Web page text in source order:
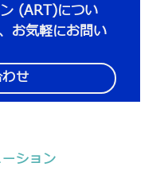
(ART)につい
お気軽にお問い
せ
ション